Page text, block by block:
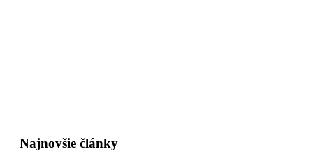
Najnovšie články